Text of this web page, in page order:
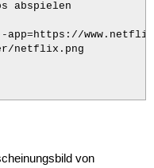
abspielen
app=https://
netflix.png
von